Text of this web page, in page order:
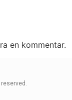
en kommentar.